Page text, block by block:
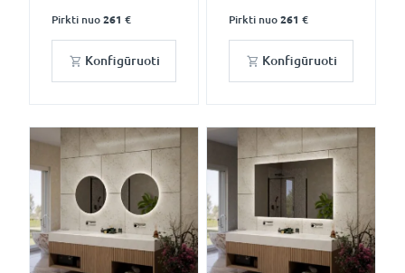
Pirkti nuo 261 €
Konfigūruoti
Pirkti nuo 261 €
Konfigūruoti